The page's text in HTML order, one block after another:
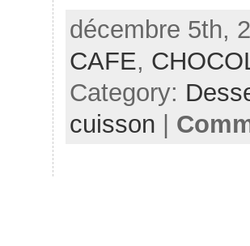
décembre 5th,
CAFE,
Category:
cuisson